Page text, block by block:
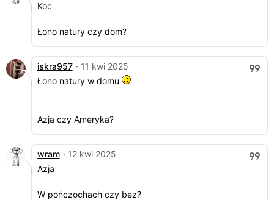
Koc
Łono natury czy dom?
iskra957 · 11 kwi 2025
Łono natury w domu
Azja czy Ameryka?
wram · 12 kwi 2025
Azja
W pończochach czy bez?